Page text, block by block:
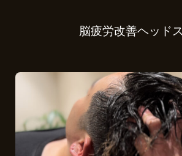
脳疲労改善ヘッド